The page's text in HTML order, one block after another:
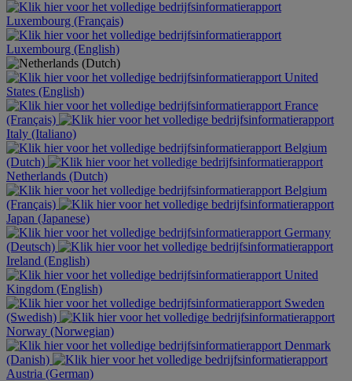
Luxembourg (Français)
Luxembourg (English)
United
States (English)
France
(Français)
Italy (Italiano)
Belgium
(Dutch)
Netherlands (Dutch)
Belgium
(Français)
Japan (Japanese)
Germany
(Deutsch)
Ireland (English)
United
Kingdom (English)
Sweden
(Swedish)
Norway (Norwegian)
Denmark
(Danish)
Austria (German)